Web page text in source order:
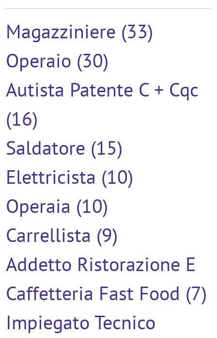
Magazziniere (33)
Operaio (30)
Autista Patente C + Cqc
(16)
Saldatore (15)
Elettricista (10)
Operaia (10)
Carrellista (9)
Addetto Ristorazione E
Caffetteria Fast Food (7)
Impiegato Tecnico